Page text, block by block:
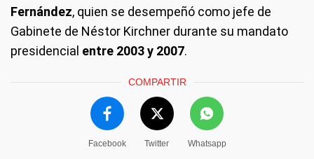
Fernández, quien se desempeñó como jefe de
Gabinete de Néstor Kirchner durante su mandato
presidencial entre 2003 y 2007.
COMPARTIR
Facebook Twitter Whatsapp